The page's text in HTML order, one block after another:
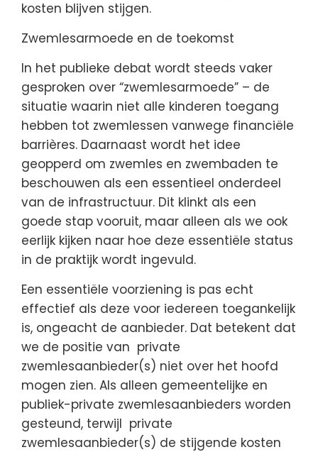
kosten blijven stijgen.
Zwemlesarmoede en de toekomst
In het publieke debat wordt steeds vaker
gesproken over “zwemlesarmoede” – de
situatie waarin niet alle kinderen toegang
hebben tot zwemlessen vanwege financiële
barrières. Daarnaast wordt het idee
geopperd om zwemles en zwembaden te
beschouwen als een essentieel onderdeel
van de infrastructuur. Dit klinkt als een
goede stap vooruit, maar alleen als we ook
eerlijk kijken naar hoe deze essentiële status
in de praktijk wordt ingevuld.
Een essentiële voorziening is pas echt
effectief als deze voor iedereen toegankelijk
is, ongeacht de aanbieder. Dat betekent dat
we de positie van private
zwemlesaanbieder(s) niet over het hoofd
mogen zien. Als alleen gemeentelijke en
publiek-private zwemlesaanbieders worden
gesteund, terwijl private
zwemlesaanbieder(s) de stijgende kosten